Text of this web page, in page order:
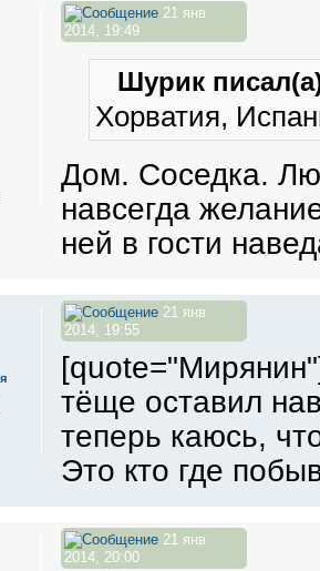
21 янв
2014, 19:49
Шурик
Хорватия,
Дом. Соседка.
навсегда
ней в гости
21 янв
2014, 19:55
тёще оставил
теперь каюсь,
Это кто где
21 янв
2014, 20:00